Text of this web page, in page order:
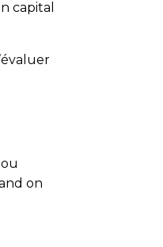
capital
on